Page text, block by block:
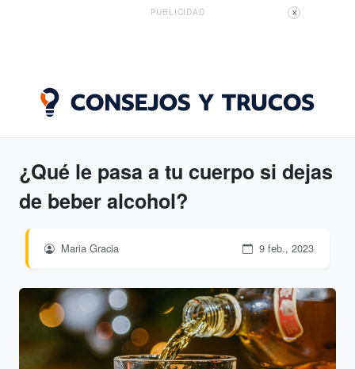
PUBLICIDAD X
¿Qué le pasa a tu cuerpo si dejas
de beber alcohol?
Maria Gracia 9 feb., 2023